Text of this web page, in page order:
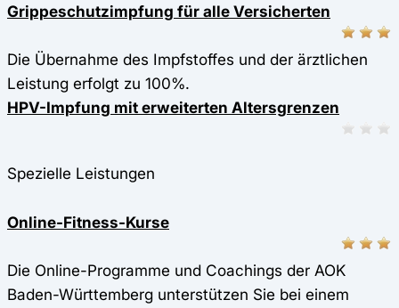
Grippeschutzimpfung für alle Versicherten
Die Übernahme des Impfstoffes und der ärztlichen
Leistung erfolgt zu 100%.
HPV-Impfung mit erweiterten Altersgrenzen
Spezielle Leistungen
Online-Fitness-Kurse
Die Online-Programme und Coachings der AOK
Baden-Württemberg unterstützen Sie bei einem